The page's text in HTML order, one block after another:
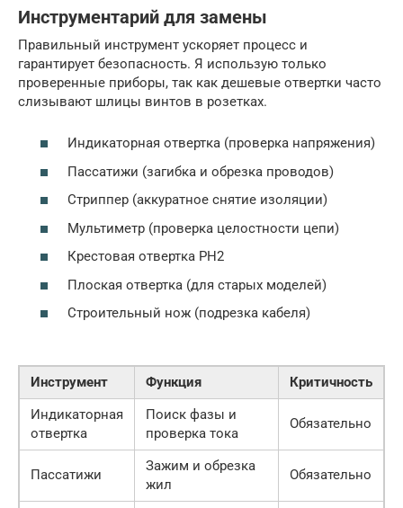
Инструментарий для замены
Правильный инструмент ускоряет процесс и
гарантирует безопасность. Я использую только
проверенные приборы, так как дешевые отвертки часто
слизывают шлицы винтов в розетках.
Индикаторная отвертка (проверка напряжения)
Пассатижи (загибка и обрезка проводов)
Стриппер (аккуратное снятие изоляции)
Мультиметр (проверка целостности цепи)
Крестовая отвертка PH2
Плоская отвертка (для старых моделей)
Строительный нож (подрезка кабеля)
Инструмент Функция
Критичность
Индикаторная
отвертка
Поиск фазы и
проверка тока
Обязательно
Пассатижи
Зажим и обрезка
жил
Обязательно